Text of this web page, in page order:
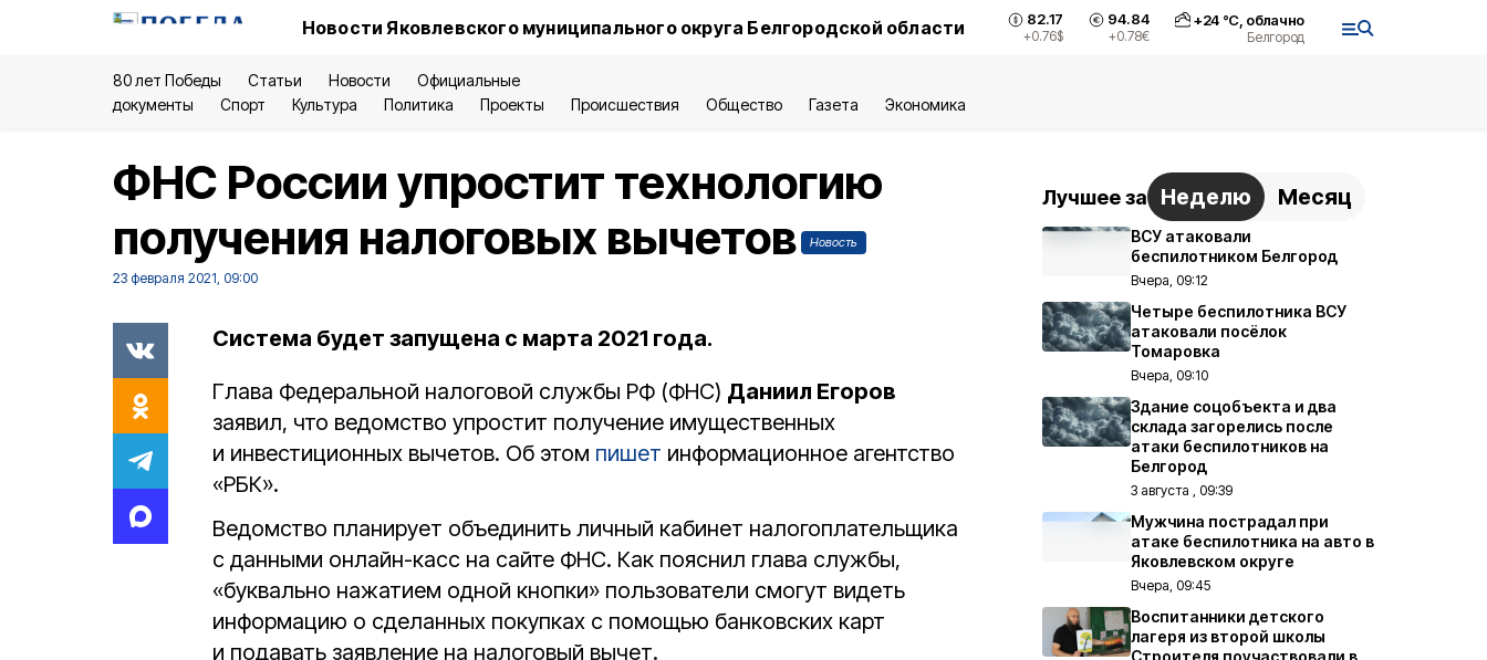
Новости Яковлевского муниципального округа Белгородской области 82.17
+0.76$
94.84
+0.78€
+24°С, облачно
Белгород
80 лет Победы Статьи Новости
Официальные
документы
Спорт Культура Политика Проекты Происшествия Общество Газета Экономика
ФНС России упростит технологию
получения налоговых вычетов
Новость
23 февраля 2021, 09:00
Система будет запущена с марта 2021 года.
Глава Федеральной налоговой службы РФ (ФНС) Даниил Егоров
заявил, что ведомство упростит получение имущественных
и инвестиционных вычетов. Об этом пишет информационное агентство
«РБК».
Ведомство планирует объединить личный кабинет налогоплательщика
с данными онлайн-касс на сайте ФНС. Как пояснил глава службы,
«буквально нажатием одной кнопки» пользователи смогут видеть
информацию о сделанных покупках с помощью банковских карт
и подавать заявление на налоговый вычет.
Лучшее за Неделю Месяц
ВСУ атаковали
беспилотником Белгород
Вчера, 09:12
Четыре беспилотника ВСУ
атаковали посёлок
Томаровка
Вчера, 09:10
Здание соцобъекта и два
склада загорелись после
атаки беспилотников на
Белгород
3 августа , 09:39
Мужчина пострадал при
атаке беспилотника на авто в
Яковлевском округе
Вчера, 09:45
Воспитанники детского
лагеря из второй школы
Строителя поучаствовали в